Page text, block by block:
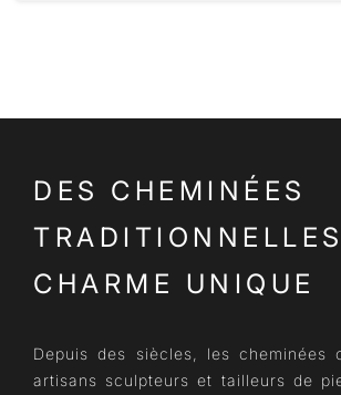
DES CHEMINÉES
CHARME UNIQUE
Depuis des siècles, les cheminées
artisans sculpteurs et tailleurs de